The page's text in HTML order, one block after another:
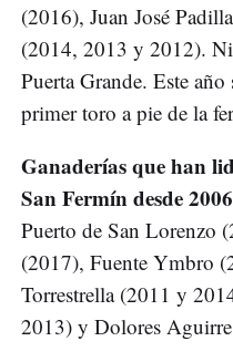
(2016), Juan José
(2014, 2013 y 2012).
Puerta Grande. Este
primer toro a pie de la
Ganaderías que han
San Fermín desde 2006
Puerto de San Lorenzo
(2017), Fuente Ymbro
Torrestrella (2011 y
2013) y Dolores